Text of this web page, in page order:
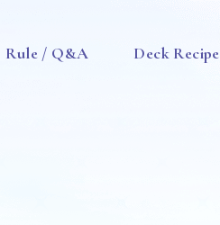
Rule / Q&A Deck Recipe